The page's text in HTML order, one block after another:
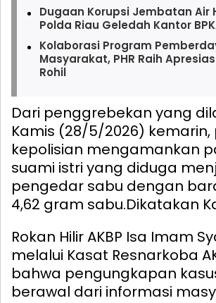
Dugaan Korupsi Jembatan Air
Polda Riau Geledah Kantor
Kolaborasi Program
Masyarakat, PHR Raih
Rohil
Dari penggrebekan yang
Kamis (28/5/2026) kemarin,
kepolisian mengamankan
suami istri yang diduga
pengedar sabu dengan
4,62 gram sabu.Dikatakan
Rokan Hilir AKBP Isa Imam
melalui Kasat Resnarkoba
bahwa pengungkapan
berawal dari informasi